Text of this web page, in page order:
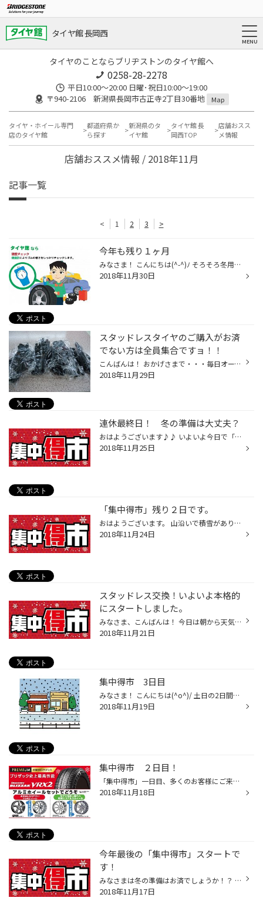
タイヤ館 長岡西
タイヤのことならブリヂストンのタイヤ館へ
0258-28-2278
平日10:00～20:00 日曜･祝日10:00～19:00
〒940-2106 新潟県長岡市古正寺2丁目30番地
Map
タイヤ・ホイール専門
店のタイヤ館
都道府県か
ら探す
新潟県のタ
イヤ館
タイヤ館 長
岡西TOP
店舗おスス
メ情報
店舗おススメ情報 / 2018年11月
記事一覧
< 1 2 3 >
今年も残り１ヶ月
みなさま！ こんにちは(^-^)ﾉ そろそろ冬用タイヤ交換も落ち着いてまいりました。 平日の作業待ちも、さほど時間もかからず作業が出来るようになっております。 数年ご使用されたスタッドレスタイヤを取りあえず取付したが・・・ もしかして・・・今年は交換がヒツヨウ！？？？ 少し心配！ そんなお...
2018年11月30日
スタッドレスタイヤのご購入がお済
でない方は全員集合ですョ！！
こんばんは！ おかげさまで・・・毎日オープンから大変忙しくさせていただいておりますm(._.)m ご来店頂いたお客様には作業待ちで大変迷惑をお掛けしております。 当店は、作業予約を承っておりません。 ご来店頂いたお客様の受付順で作業をさせて頂いております。 タイヤ交換で来店される際は、多...
2018年11月29日
連休最終日！ 冬の準備は大丈夫？
おはようございます♪♪ いよいよ今日で「集中得市」ラストとなります。 スタッドレスタイヤをお得に購入できるチャンスも、今日残り１日となりました。 ラスト１日ですが・・皆様のご来店スタッフ一同心よりお待ちしております。
2018年11月25日
「集中得市」残り２日です。
おはようございます。 山沿いで積雪があり、連日オープンから多くのお客様にご来店いただいております。 集中得市も残り２日となりました。 まだスタッドレスタイヤを購入のご予定のあるお客様は、ぜひお早目にご準備ください。
2018年11月24日
スタッドレス交換！いよいよ本格的
にスタートしました。
みなさま、こんばんは！ 今日は朝から天気も良く、タイヤ交換にはベストな条件なのか・・・・ 朝から全開！ タイヤ交換の“あらし”でした。 まだまだ「集中得市」真っ最中です。 スタッドレスタイヤの準備のお済でないお客様は、ぜひお早目にご購入ください。この連休は大変混雑が予想されます。 ご...
2018年11月21日
集中得市 3日目
みなさま！ こんにちは(^o^)/ 土日の2日間は、数多くのお客様にご来店・ご購入頂きありがとうございました。 どうやら・・・？１１/23（金）の日に気象庁の週刊天気に雨または雪が降る予報がでだようです。 まだ冬用タイヤの準備をされていないお客様は、早めの準備で安心・安全に運転出来るように ...
2018年11月19日
集中得市 ２日目！
「集中得市」一日目、多くのお客様にご来店頂きありがとうございました。 昨日が今シーズン一番のご来店、ご購入となりました。 まだまだ2日目ですので、お買得な商品も数多くございます。 まだスタッドレスタイヤの準備がお済でないお客様は、 この集中得市期間をご利用ください。 アルミホイール...
2018年11月18日
今年最後の「集中得市」スタートで
す！
みなさまは冬の準備はお済でしょうか！？ タイヤ館では本日より11/25(土)までスタッドレスタイヤの売り出しを開催しています。 お買得スタッドレスやスタッドレスホイールセットなど売出し価格にてご提供致します。 これからスタッドレスタイヤを購入しようと考えている方、まだどうするか？検討中...
2018年11月17日